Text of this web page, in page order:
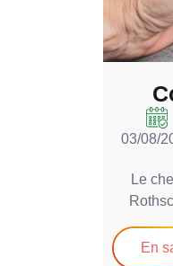
03/08/
Le
En